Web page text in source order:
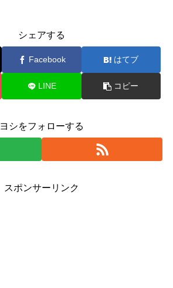
シェアする
Facebook はてブ
LINE コピー
ヨシをフォローする
スポンサーリンク